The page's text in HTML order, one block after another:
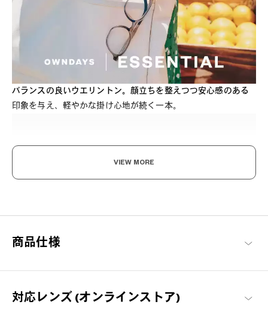
バランスの良いウエリントン。顔立ちを整えつつ安心感のある
印象を与え、軽やかな掛け心地が続く一本。
に、基本に忠実でありながらもかけやすさや素材にこだわった、
VIEW MORE
商品仕様
対応レンズ (オンラインストア)